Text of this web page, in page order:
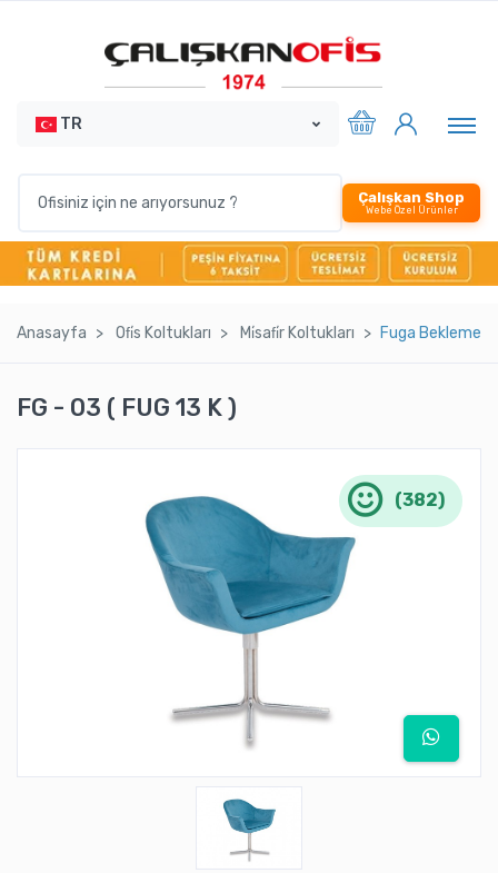
TR
Çalışkan Shop
Webe Özel Ürünler
Anasayfa Ofi̇s Koltukları Mi̇safi̇r Koltukları Fuga Bekleme
FG - 03 ( FUG 13 K )
(382)